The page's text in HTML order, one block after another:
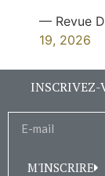
— Revue
19, 2026
INSCRIVEZ-
M'INSCRIRE